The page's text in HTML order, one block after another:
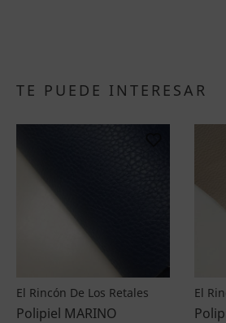
TE PUEDE INTERESAR
El Rincón De Los Retales
Polipiel MARINO
El